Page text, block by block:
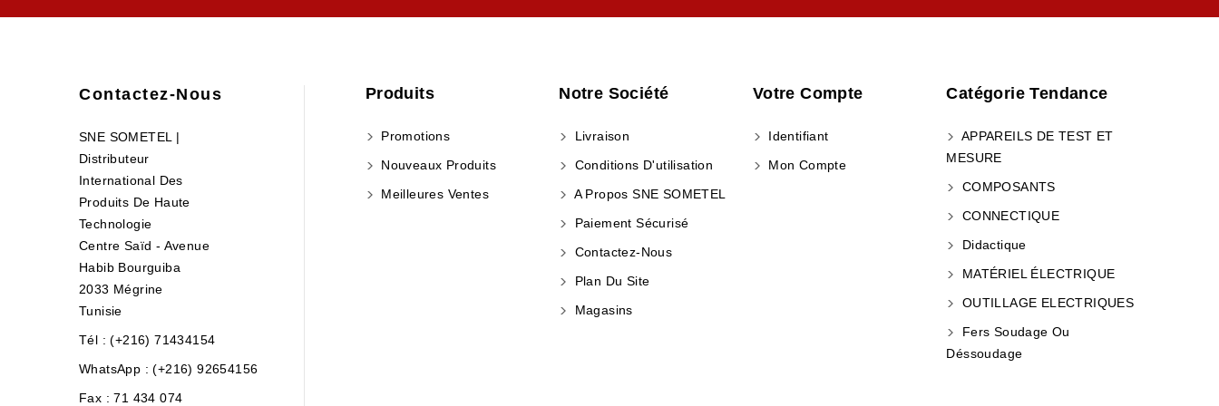
Contactez-Nous
SNE SOMETEL |
Distributeur
International Des
Produits De Haute
Technologie
Centre Saïd - Avenue
Habib Bourguiba
2033 Mégrine
Tunisie
Tél : (+216) 71434154
WhatsApp : (+216) 92654156
Fax :71 434 074
Produits
Promotions
Nouveaux Produits
Meilleures Ventes
Notre Société
Livraison
Conditions D'utilisation
A Propos SNE SOMETEL
Paiement Sécurisé
Contactez-Nous
Plan Du Site
Magasins
Votre Compte
Identifiant
Mon Compte
Catégorie Tendance
APPAREILS DE TEST ET
MESURE
COMPOSANTS
CONNECTIQUE
Didactique
MATÉRIEL ÉLECTRIQUE
OUTILLAGE ELECTRIQUES
Fers Soudage Ou
Déssoudage